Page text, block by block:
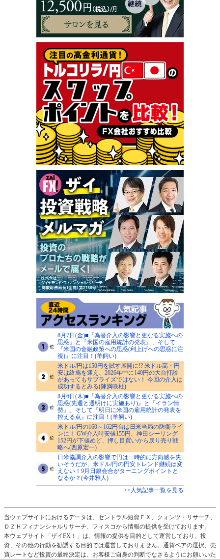
8月7日(金)■『為替介入の影響と更なる実施への
思惑』と『米国の雇用統計の発表』、そして
『米国の金融政策への思惑(利上げへの思惑に注
視)』に注目！(羊飼い)
米ドル/円は150円を試す展開に!? 米ドル高・円
安は終焉を迎え、2026年中に140円の大台打診
があってもサプライズではない！ 今回の介入は
成功するとみる(陳満咲杜)
8月6日(木)■『為替介入の影響と更なる実施への
思惑(先週と週明けに実施あり)』と『イラン情
勢』、そして『明日に米国の雇用統計の発表を
控える点』に注目！(羊飼い)
米ドル/円の160～162円台は日米当局の防衛ライ
ンに！ GW介入時安値155円、神田シーリング
152円が下値めど、押し目買いから戻り売り戦
略へ(西原宏一)
日米協調介入の影響で円は一時的に方向感を失
いそうだが、米ドル/円の円安トレンド継続は変
えない！9月日銀会合がターニングポイントと
なるか？(今井雅人)
>>人気記事一覧を見る
当ウェブサイトにおけるデータは、セントラル短資ＦＸ、クォンツ・リサーチ、
ＤＺＨフィナンシャルリサーチ、フィスコから情報の提供を受けております。
本ウェブサイト「ザイFX！」は、情報の提供を目的として運営しており、投
資、その他の行動を勧誘する目的では運営しておりません。通貨ペアの選択、売
買レートなど投資の最終決定は、お客様ご自身の判断でなさるようにお願いいた